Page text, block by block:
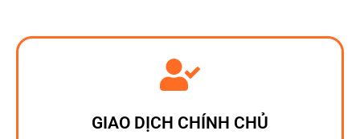
GIAO DỊCH CHÍNH CHỦ